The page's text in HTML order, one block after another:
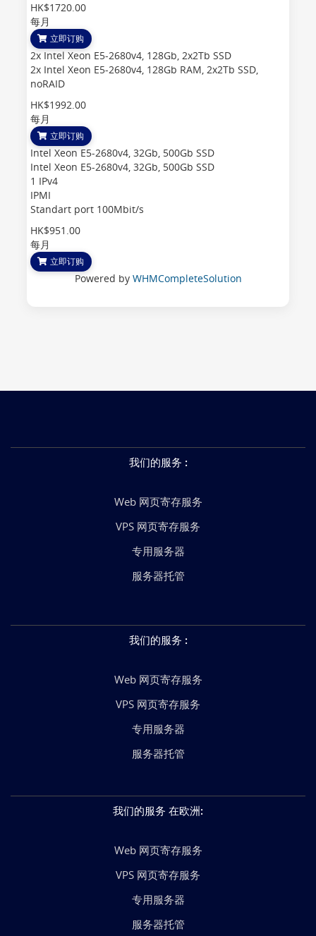
HK$1720.00
每月
立即订购
2x Intel Xeon E5-2680v4, 128Gb, 2x2Tb SSD
2x Intel Xeon E5-2680v4, 128Gb RAM, 2x2Tb SSD,
noRAID
HK$1992.00
每月
立即订购
Intel Xeon E5-2680v4, 32Gb, 500Gb SSD
Intel Xeon E5-2680v4, 32Gb, 500Gb SSD
1 IPv4
IPMI
Standart port 100Mbit/s
HK$951.00
每月
立即订购
Powered by WHMCompleteSolution
我们的服务 :
Web 网页寄存服务
VPS 网页寄存服务
专用服务器
服务器托管
我们的服务 :
Web 网页寄存服务
VPS 网页寄存服务
专用服务器
服务器托管
我们的服务 在欧洲:
Web 网页寄存服务
VPS 网页寄存服务
专用服务器
服务器托管